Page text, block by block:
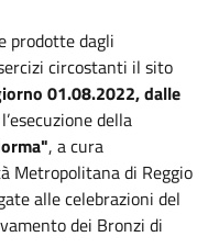
prodotte dagli
circostanti il sito
01.08.2022, dalle
della
, a cura
Metropolitana di Reggio
alle celebrazioni del
dei Bronzi di